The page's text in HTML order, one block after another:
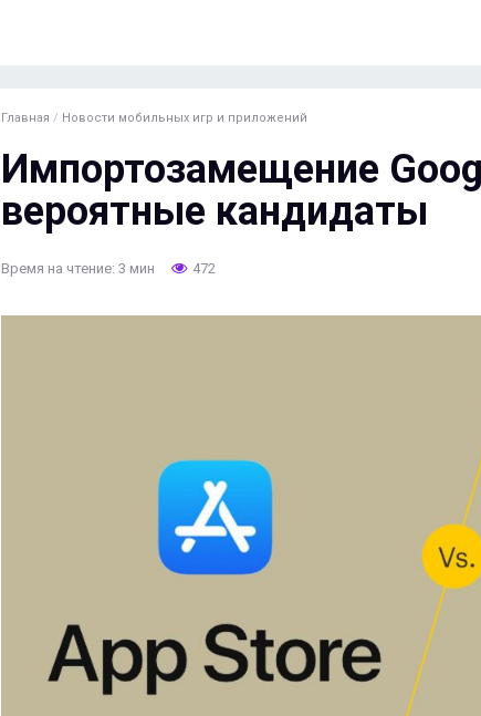
Главная / Новости мобильных игр и приложений
Импортозамещение
вероятные кандидаты
Время на чтение: 3 мин 472